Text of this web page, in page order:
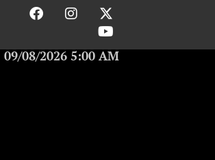
09/08/2026 5:00 AM